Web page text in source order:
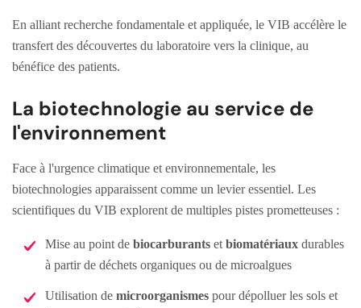
En alliant recherche fondamentale et appliquée, le VIB accélère le
transfert des découvertes du laboratoire vers la clinique, au
bénéfice des patients.
La biotechnologie au service de
l'environnement
Face à l'urgence climatique et environnementale, les
biotechnologies apparaissent comme un levier essentiel. Les
scientifiques du VIB explorent de multiples pistes prometteuses :
Mise au point de biocarburants et biomatériaux durables
à partir de déchets organiques ou de microalgues
Utilisation de microorganismes pour dépolluer les sols et